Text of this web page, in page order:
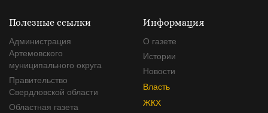
Полезные ссылки
Администрация
Артемовского
муниципального округа
Правительство
Свердловской области
Областная газета
Информация
О газете
Истории
Новости
Власть
ЖКХ